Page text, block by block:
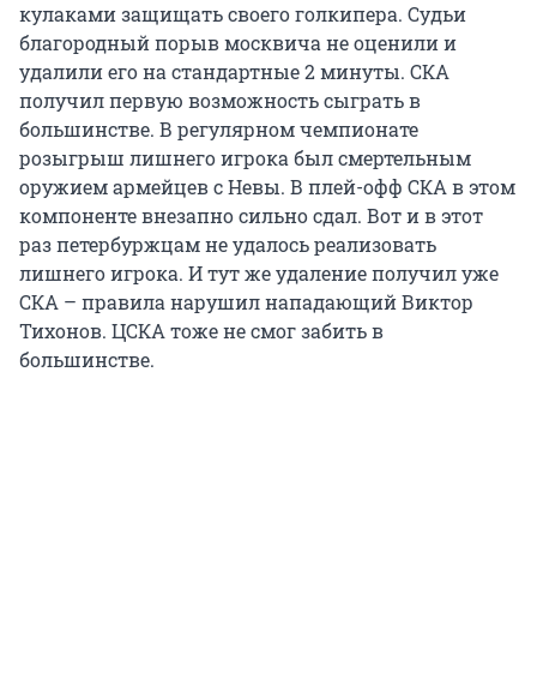
кулаками защищать своего голкипера. Судьи
благородный порыв москвича не оценили и
удалили его на стандартные 2 минуты. СКА
получил первую возможность сыграть в
большинстве. В регулярном чемпионате
розыгрыш лишнего игрока был смертельным
оружием армейцев с Невы. В плей-офф СКА в этом
компоненте внезапно сильно сдал. Вот и в этот
раз петербуржцам не удалось реализовать
лишнего игрока. И тут же удаление получил уже
СКА – правила нарушил нападающий Виктор
Тихонов. ЦСКА тоже не смог забить в
большинстве.